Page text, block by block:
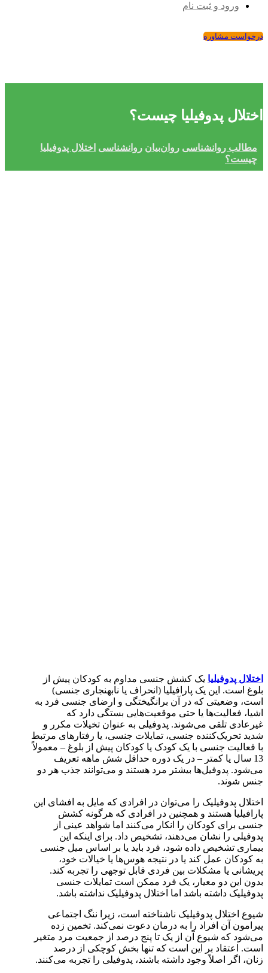
ورود و ثبت نام
درخواست مشاوره
اختلال پدوفیلیا چیست؟
مطالب روانشناسی روان‌بیان روانشناسی اختلال پدوفیلیا
چیست؟
اختلال پدوفیلیا یک کشش جنسی مداوم به کودکان پیش از
بلوغ است. این یک پارافیلیا (انحراف یا نابهنجاری جنسی)
است، وضعیتی که در آن برانگیختگی و ارضای جنسی فرد به
اشیا، فعالیت‌ها یا حتی موقعیت‌هایی بستگی دارد که
غیرعادی تلقی می‌شوند. پدوفیلی به عنوان تخیلات مکرر و
شدید تحریک‌کننده جنسی، تمایلات جنسی، یا رفتارهای مرتبط
با فعالیت جنسی با یک کودک یا کودکان پیش از بلوغ – معمولاً
13 سال یا کمتر – در یک دوره حداقل شش ماهه تعریف
می‌شود. پدوفیل‌ها بیشتر مرد هستند و می‌توانند جذب هر دو
جنس شوند.
اختلال پدوفیلیک را می‌توان در افرادی که مایل به افشای این
پارافیلیا هستند و همچنین در افرادی که هرگونه کشش
جنسی برای کودکان را انکار می‌کنند اما شواهد عینی از
پدوفیلی را نشان می‌دهند، تشخیص داد. برای اینکه این
بیماری تشخیص داده شود، فرد باید یا بر اساس میل جنسی
به کودکان عمل کند یا در نتیجه هوس‌ها یا خیالات خود،
پریشانی یا مشکلات بین فردی قابل توجهی را تجربه کند.
بدون این دو معیار، یک فرد ممکن است تمایلات جنسی
پدوفیلیک داشته باشد اما اختلال پدوفیلیک نداشته باشد.
شیوع اختلال پدوفیلیک ناشناخته است، زیرا ننگ اجتماعی
پیرامون آن افراد را به درمان دعوت نمی‌کند. تخمین زده
می‌شود که شیوع آن از یک تا پنج درصد از جمعیت مرد متغیر
است. اعتقاد بر این است که تنها بخش کوچکی از درصد
زنان، اگر اصلاً وجود داشته باشند، پدوفیلی را تجربه می‌کنند.